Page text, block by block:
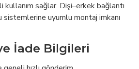
kullanım sağlar. Dişi–erkek bağlantı
uyumlu montaj imkanı
İade Bilgileri